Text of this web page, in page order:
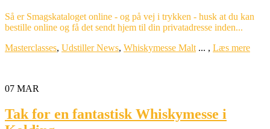
Så er Smagskataloget online - og på vej i trykken - husk at du kan
bestille online og få det sendt hjem til din privatadresse inden...
Masterclasses, Udstiller News, Whiskymesse Malt ... , Læs mere
07 MAR
Tak for en fantastisk Whiskymesse i